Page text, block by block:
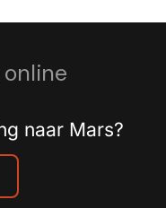
naar Mars?